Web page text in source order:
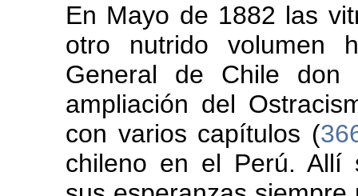
En Mayo de 1882 las
otro nutrido volumen
General de Chile don
ampliación del
con varios capítulos (
chileno en el Perú. Allí